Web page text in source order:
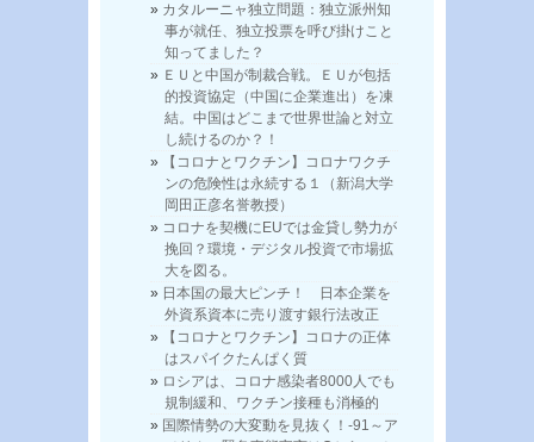
カタルーニャ独立問題：独立派州知
事が就任、独立投票を呼び掛けこと
知ってました？
ＥＵと中国が制裁合戦。ＥＵが包括
的投資協定（中国に企業進出）を凍
結。中国はどこまで世界世論と対立
し続けるのか？！
【コロナとワクチン】コロナワクチ
ンの危険性は永続する１（新潟大学
岡田正彦名誉教授）
コロナを契機にEUでは金貸し勢力が
挽回？環境・デジタル投資で市場拡
大を図る。
日本国の最大ピンチ！ 日本企業を
外資系資本に売り渡す銀行法改正
【コロナとワクチン】コロナの正体
はスパイクたんぱく質
ロシアは、コロナ感染者8000人でも
規制緩和、ワクチン接種も消極的
国際情勢の大変動を見抜く！-91～ア